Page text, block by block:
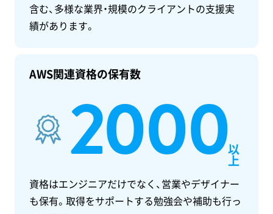
含む、多様な業界・規模のクライアントの支援実
績があります。
AWS関連資格の保有数
2000以
上
資格はエンジニアだけでなく、営業やデザイナー
も保有。取得をサポートする勉強会や補助も行っ